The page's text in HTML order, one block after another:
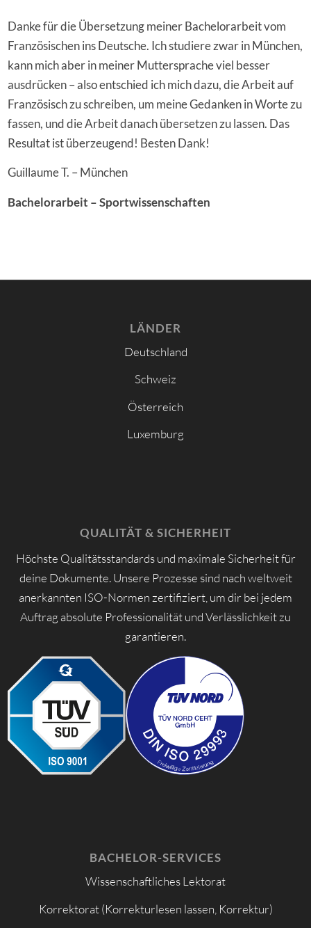
Danke für die Übersetzung meiner Bachelorarbeit vom
Französischen ins Deutsche. Ich studiere zwar in München,
kann mich aber in meiner Muttersprache viel besser
ausdrücken – also entschied ich mich dazu, die Arbeit auf
Französisch zu schreiben, um meine Gedanken in Worte zu
fassen, und die Arbeit danach übersetzen zu lassen. Das
Resultat ist überzeugend! Besten Dank!
Guillaume T. – München
Bachelorarbeit – Sportwissenschaften
LÄNDER
Deutschland
Schweiz
Österreich
Luxemburg
QUALITÄT & SICHERHEIT
Höchste Qualitätsstandards und maximale Sicherheit für
deine Dokumente. Unsere Prozesse sind nach weltweit
anerkannten ISO-Normen zertifiziert, um dir bei jedem
Auftrag absolute Professionalität und Verlässlichkeit zu
garantieren.
BACHELOR-SERVICES
Wissenschaftliches Lektorat
Korrektorat (Korrekturlesen lassen, Korrektur)